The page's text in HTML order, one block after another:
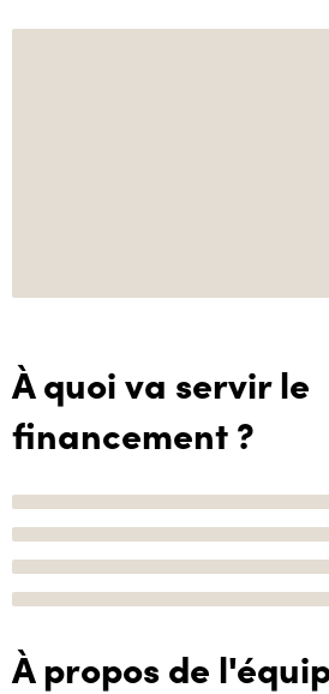
À quoi va servir le
financement ?
À propos de